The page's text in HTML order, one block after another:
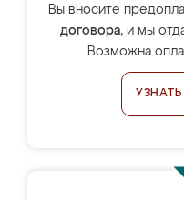
Вы вносите
договора, и мы
Возможна